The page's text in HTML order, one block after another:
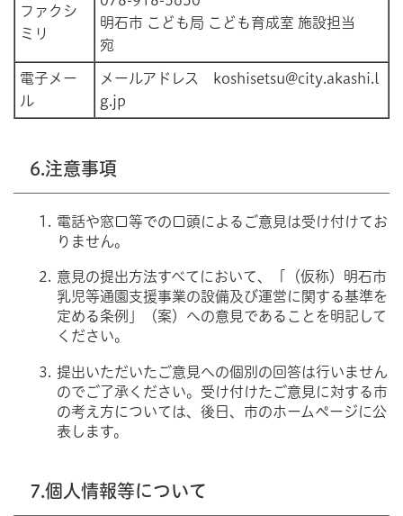
ファクシ
ミリ
明石市 こども局 こども育成室 施設担当
宛
電子メー
ル
メールアドレス koshisetsu@city.akashi.l
g.jp
6.注意事項
電話や窓口等での口頭によるご意見は受け付けてお
りません。
意見の提出方法すべてにおいて、「（仮称）明石市
乳児等通園支援事業の設備及び運営に関する基準を
定める条例」（案）への意見であることを明記して
ください。
提出いただいたご意見への個別の回答は行いません
のでご了承ください。受け付けたご意見に対する市
の考え方については、後日、市のホームページに公
表します。
7.個人情報等について